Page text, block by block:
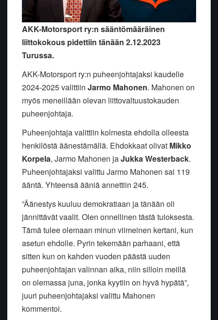
AKK-Motorsport ry:n sääntömääräinen
liittokokous pidettiin tänään 2.12.2023
Turussa.
AKK-Motorsport ry:n puheenjohtajaksi kaudelle
2024-2025 valittiin Jarmo Mahonen. Mahonen on
myös meneillään olevan liittovaltuustokauden
puheenjohtaja.
Puheenjohtaja valittiin kolmesta ehdolla olleesta
henkilöstä äänestämällä. Ehdokkaat olivat Mikko
Korpela, Jarmo Mahonen jaJukka Westerback.
Puheenjohtajaksi valittu Jarmo Mahonen sai 119
ääntä. Yhteensä ääniä annettiin 245.
”Äänestys kuuluu demokratiaan ja tänään oli
jännittävät vaalit. Olen onnellinen tästä tuloksesta.
Tämä tulee olemaan minun viimeinen kertani, kun
asetun ehdolle. Pyrin tekemään parhaani, että
sitten kun on kahden vuoden päästä uuden
puheenjohtajan valinnan aika, niin silloin meillä
on olemassa juna, jonka kyytiin on hyvä hypätä”,
juuri puheenjohtajaksi valittu Mahonen
kommentoi.